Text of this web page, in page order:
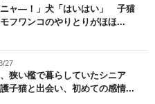
ニャ―！」犬「はいはい」 子猫
フワンコのやりとりがほほ...
27
狭い檻で暮らしていたシニア
子猫と出会い、初めての感情...